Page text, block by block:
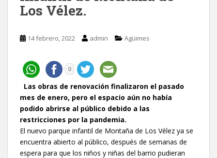
Los Vélez.
14 febrero, 2022 admin Agüimes
0
Las obras de renovación finalizaron el pasado
mes de enero, pero el espacio aún no había
podido abrirse al público debido a las
restricciones por la pandemia.
El nuevo parque infantil de Montaña de Los Vélez ya se
encuentra abierto al público, después de semanas de
espera para que los niños y niñas del barrio pudieran